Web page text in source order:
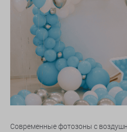
Современные фотозоны с